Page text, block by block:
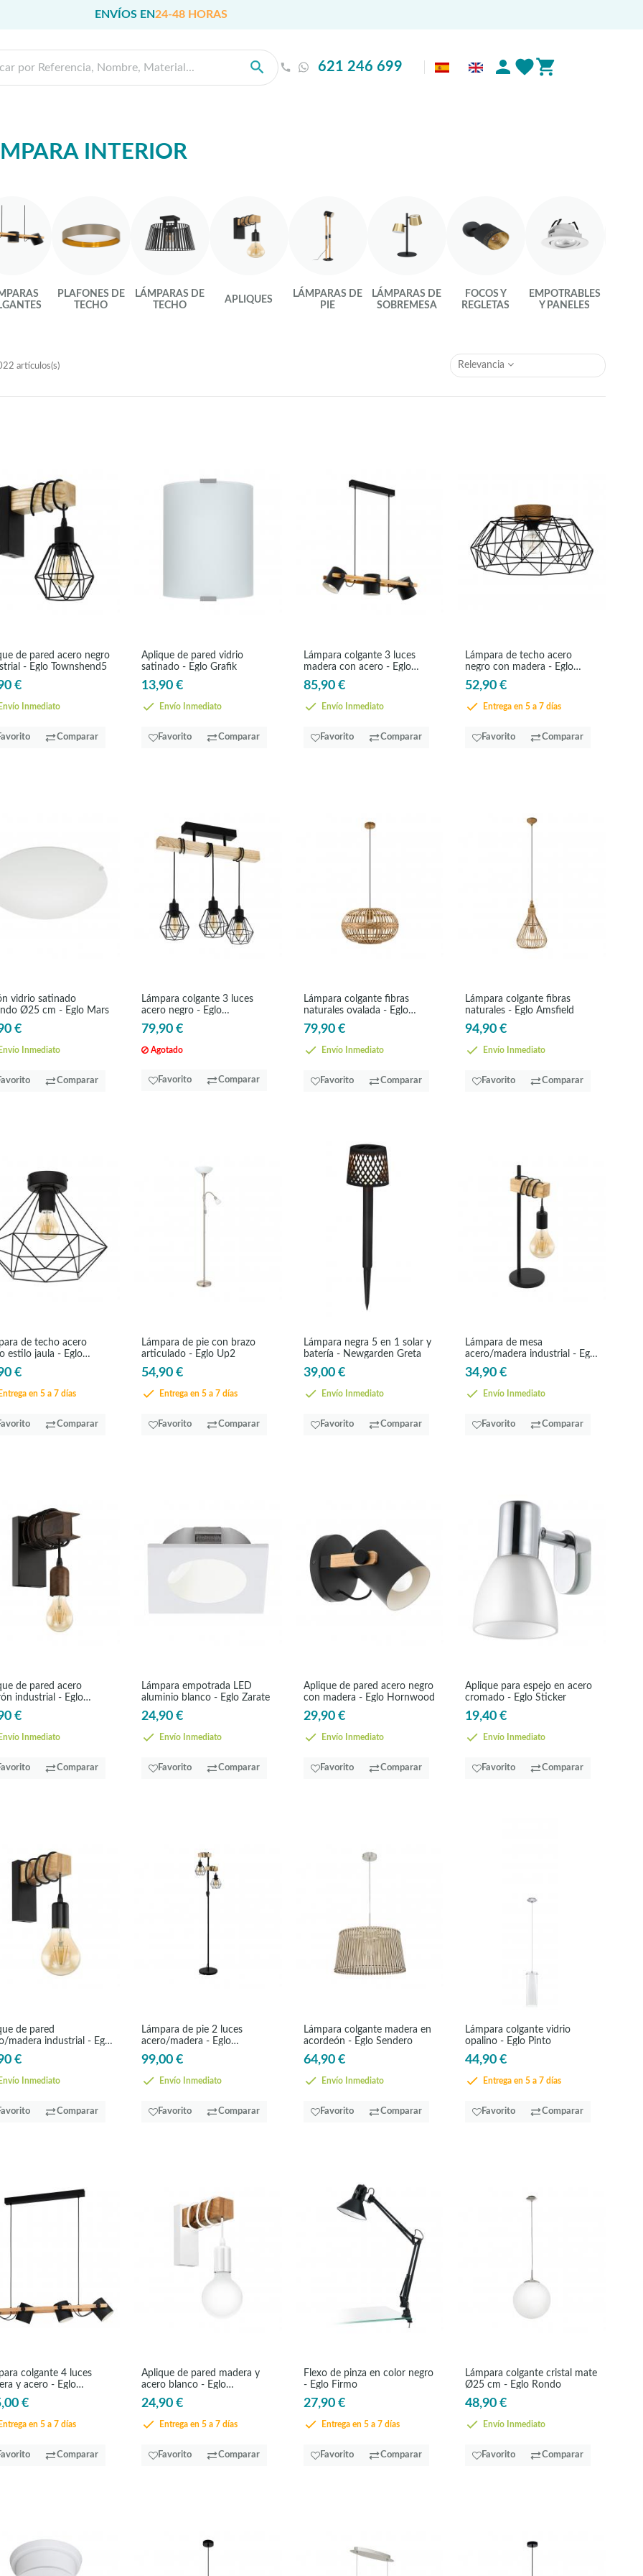
ENVÍOS EN24-48 HORAS
621 246 699
INTERIOR
PLAFONES DE
TECHO
LÁMPARAS DE
TECHO
APLIQUES
LÁMPARAS DE
PIE
LÁMPARAS DE
SOBREMESA
FOCOS Y
REGLETAS
EMPOTRABLES
Y PANELES
artículos(s) Relevancia
de pared acero negro
- Eglo Townshend5
€
Envío Inmediato
Comparar
Aplique de pared vidrio
satinado - Eglo Grafik
13,90 €
Envío Inmediato
Favorito Comparar
Lámpara colgante 3 luces
madera con acero - Eglo
Hornwood
85,90 €
Envío Inmediato
Favorito Comparar
Lámpara de techo acero
negro con madera - Eglo
Padstow
52,90 €
Entrega en 5 a 7 días
Favorito Comparar
vidrio satinado
Ø25 cm - Eglo Mars
€
Envío Inmediato
Comparar
Lámpara colgante 3 luces
acero negro - Eglo
Townshend5
79,90 €
Agotado
Favorito Comparar
Lámpara colgante fibras
naturales ovalada - Eglo
Amsfield
79,90 €
Envío Inmediato
Favorito Comparar
Lámpara colgante fibras
naturales - Eglo Amsfield
94,90 €
Envío Inmediato
Favorito Comparar
de techo acero
estilo jaula - Eglo
€
Entrega en 5 a 7 días
Comparar
Lámpara de pie con brazo
articulado - Eglo Up2
54,90 €
Entrega en 5 a 7 días
Favorito Comparar
Lámpara negra 5 en 1 solar y
batería - Newgarden Greta
39,00 €
Envío Inmediato
Favorito Comparar
Lámpara de mesa
acero/madera industrial - Eglo
Townshend
34,90 €
Envío Inmediato
Favorito Comparar
de pared acero
industrial - Eglo
€
Envío Inmediato
Comparar
Lámpara empotrada LED
aluminio blanco - Eglo Zarate
24,90 €
Envío Inmediato
Favorito Comparar
Aplique de pared acero negro
con madera - Eglo Hornwood
29,90 €
Envío Inmediato
Favorito Comparar
Aplique para espejo en acero
cromado - Eglo Sticker
19,40 €
Envío Inmediato
Favorito Comparar
de pared
madera industrial - Eglo
€
Envío Inmediato
Comparar
Lámpara de pie 2 luces
acero/madera - Eglo
Townshend6
99,00 €
Envío Inmediato
Favorito Comparar
Lámpara colgante madera en
acordeón - Eglo Sendero
64,90 €
Envío Inmediato
Favorito Comparar
Lámpara colgante vidrio
opalino - Eglo Pinto
44,90 €
Entrega en 5 a 7 días
Favorito Comparar
colgante 4 luces
y acero - Eglo
€
Entrega en 5 a 7 días
Comparar
Aplique de pared madera y
acero blanco - Eglo
Townshend
24,90 €
Entrega en 5 a 7 días
Favorito Comparar
Flexo de pinza en color negro
- Eglo Firmo
27,90 €
Entrega en 5 a 7 días
Favorito Comparar
Lámpara colgante cristal mate
Ø25 cm - Eglo Rondo
48,90 €
Envío Inmediato
Favorito Comparar